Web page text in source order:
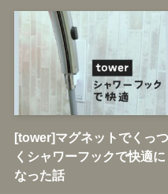
[tower]マグネットでくっつ
くシャワーフックで快適に
なった話